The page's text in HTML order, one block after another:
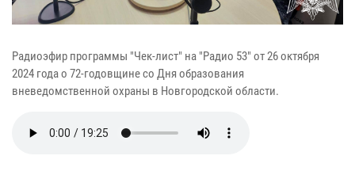
Радиоэфир программы "Чек-лист" на "Радио 53" от 26 октября
2024 года о 72-годовщине со Дня образования
вневедомственной охраны в Новгородской области.